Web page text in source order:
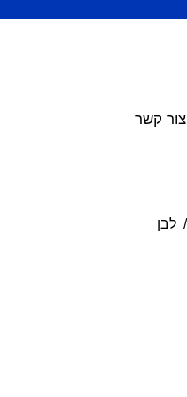
צור קשר
לבן